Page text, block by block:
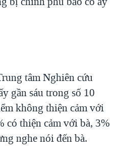
tâm Nghiên cứu
gần sáu trong số 10
không thiện cảm với
có thiện cảm với bà, 3%
nghe nói đến bà.